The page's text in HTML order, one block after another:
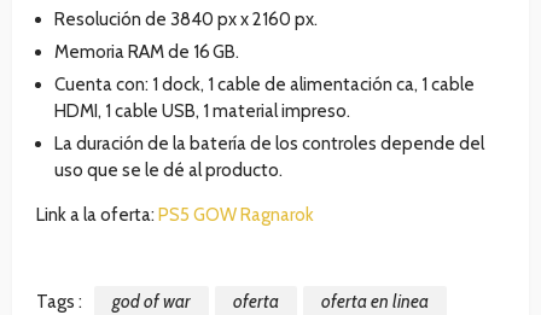
Resolución de 3840 px x 2160 px.
Memoria RAM de 16 GB.
Cuenta con: 1 dock, 1 cable de alimentación ca, 1 cable
HDMI, 1 cable USB, 1 material impreso.
La duración de la batería de los controles depende del
uso que se le dé al producto.
Link a la oferta: PS5 GOW Ragnarok
Tags : god of war oferta
oferta en linea